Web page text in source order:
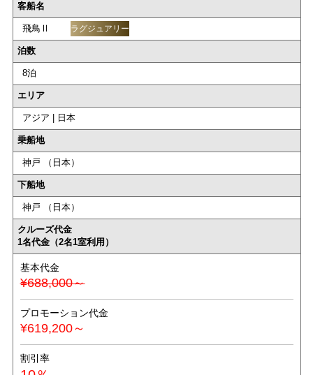
客船名
飛鳥Ⅱ ラグジュアリー
泊数
8泊
エリア
アジア | 日本
乗船地
神戸 （日本）
下船地
神戸 （日本）
クルーズ代金
1名代金（2名1室利用）
基本代金
¥688,000～
プロモーション代金
¥619,200～
割引率